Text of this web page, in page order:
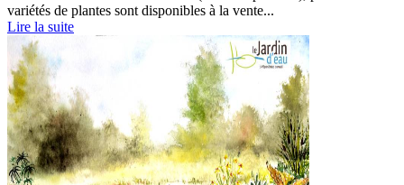
variétés de plantes sont disponibles à la vente...
Lire la suite